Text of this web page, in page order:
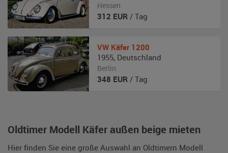
Oldtimer Modell Käfer außen beige mieten
Hier finden Sie eine große Auswahl an Oldtimern Modell
Hessen
312 EUR / Tag
VW Käfer 1200
1955, Deutschland
Berlin
348 EUR / Tag